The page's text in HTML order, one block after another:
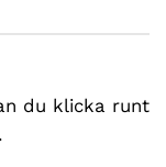
du klicka runt